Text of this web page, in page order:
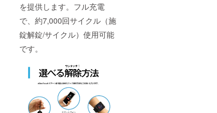
を提供します。フル充電
で、約7,000回サイクル（施
錠解錠/サイクル）使用可能
です。